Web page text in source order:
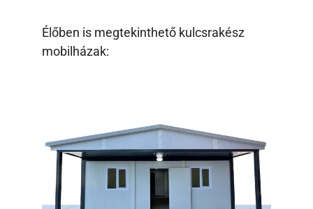
Élőben is megtekinthető kulcsrakész
mobilházak: